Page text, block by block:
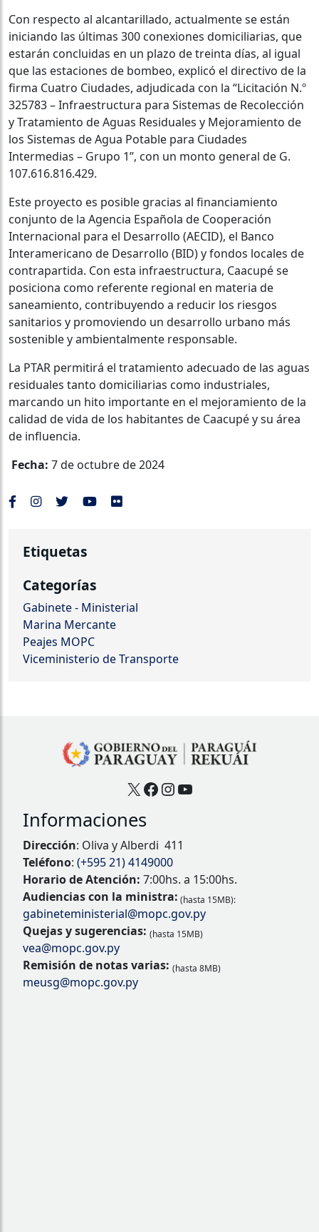
Con respecto al alcantarillado, actualmente se están
iniciando las últimas 300 conexiones domiciliarias, que
estarán concluidas en un plazo de treinta días, al igual
que las estaciones de bombeo, explicó el directivo de la
firma Cuatro Ciudades, adjudicada con la “Licitación N.º
325783 – Infraestructura para Sistemas de Recolección
y Tratamiento de Aguas Residuales y Mejoramiento de
los Sistemas de Agua Potable para Ciudades
Intermedias – Grupo 1”, con un monto general de G.
107.616.816.429.
Este proyecto es posible gracias al financiamiento
conjunto de la Agencia Española de Cooperación
Internacional para el Desarrollo (AECID), el Banco
Interamericano de Desarrollo (BID) y fondos locales de
contrapartida. Con esta infraestructura, Caacupé se
posiciona como referente regional en materia de
saneamiento, contribuyendo a reducir los riesgos
sanitarios y promoviendo un desarrollo urbano más
sostenible y ambientalmente responsable.
La PTAR permitirá el tratamiento adecuado de las aguas
residuales tanto domiciliarias como industriales,
marcando un hito importante en el mejoramiento de la
calidad de vida de los habitantes de Caacupé y su área
de influencia.
Fecha: 7 de octubre de 2024
Etiquetas
Categorías
Gabinete - Ministerial
Marina Mercante
Peajes MOPC
Viceministerio de Transporte
X Facebook
Instagram
YouTube
Informaciones
Dirección: Oliva y Alberdi 411
Teléfono: (+595 21) 4149000
Horario de Atención: 7:00hs. a 15:00hs.
Audiencias con la ministra: (hasta 15MB):
gabineteministerial@mopc.gov.py
Quejas y sugerencias: (hasta 15MB)
vea@mopc.gov.py
Remisión de notas varias: (hasta 8MB)
meusg@mopc.gov.py